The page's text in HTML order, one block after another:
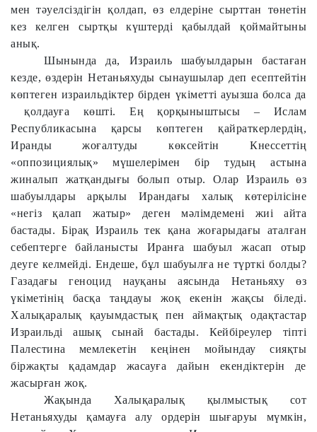
мен тәуелсіздігін қолдап, өз елдеріне сырттан төнетін
кез келген сыртқы күштерді қабылдай қоймайтыны
анық.
Шынында да, Израиль шабуылдарын бастаған
кезде, өздерін Нетаньяхуды сынаушылар деп есептейтін
көптеген израильдіктер бірден үкіметті ауызша болса да
қолдауға көшті. Ең қорқыныштысы – Ислам
Республикасына қарсы көптеген қайраткерлердің,
Иранды жоғалтуды көксейтін Кнессеттің
«оппозициялық» мүшелерімен бір тудың астына
жиналып жатқандығы болып отыр. Олар Израиль өз
шабуылдары арқылы Ирандағы халық көтерілісіне
«негіз қалап жатыр» деген мәлімдемені жиі айта
бастады. Бірақ Израиль тек қана жоғарыдағы аталған
себептерге байланысты Иранға шабуыл жасап отыр
деуге келмейді. Ендеше, бұл шабуылға не түрткі болды?
Газадағы геноцид науқаны аясында Нетаньяху өз
үкіметінің басқа таңдауы жоқ екенін жақсы біледі.
Халықаралық қауымдастық пен аймақтық одақтастар
Израильді ашық сынай бастады. Кейбіреулер тіпті
Палестина мемлекетін кеңінен мойындау сияқты
біржақты қадамдар жасауға дайын екендіктерін де
жасырған жоқ.
Жақында Халықаралық қылмыстық сот
Нетаньяхуды қамауға алу ордерін шығаруы мүмкін,